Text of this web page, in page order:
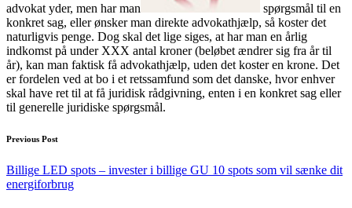
advokat yder, men har man
spørgsmål til en
konkret sag, eller ønsker man direkte advokathjælp, så koster det
naturligvis penge. Dog skal det lige siges, at har man en årlig
indkomst på under XXX antal kroner (beløbet ændrer sig fra år til
år), kan man faktisk få advokathjælp, uden det koster en krone. Det
er fordelen ved at bo i et retssamfund som det danske, hvor enhver
skal have ret til at få juridisk rådgivning, enten i en konkret sag eller
til generelle juridiske spørgsmål.
Post
navigation
Previous Post
Billige LED spots – invester i billige GU 10 spots som vil sænke dit
energiforbrug